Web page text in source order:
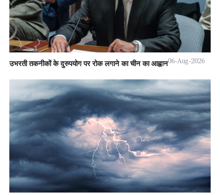
उभरती तकनीकों के दुरुपयोग पर रोक लगाने का चीन का आह्वान06-Aug-2026